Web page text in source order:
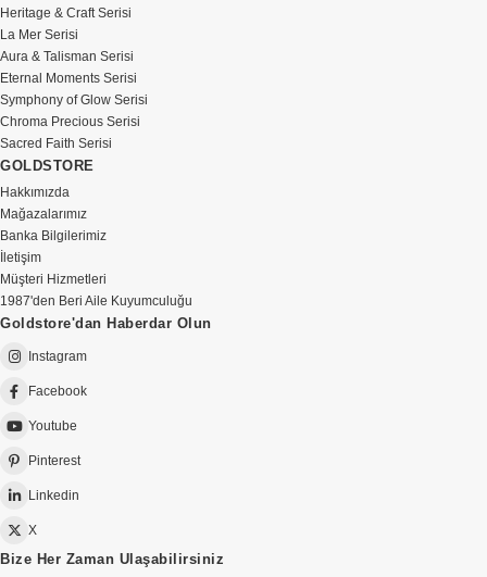
Heritage & Craft Serisi
La Mer Serisi
Aura & Talisman Serisi
Eternal Moments Serisi
Symphony of Glow Serisi
Chroma Precious Serisi
Sacred Faith Serisi
GOLDSTORE
Hakkımızda
Mağazalarımız
Banka Bilgilerimiz
İletişim
Müşteri Hizmetleri
1987'den Beri Aile Kuyumculuğu
Goldstore'dan Haberdar Olun
Instagram
Facebook
Youtube
Pinterest
Linkedin
X
Bize Her Zaman Ulaşabilirsiniz